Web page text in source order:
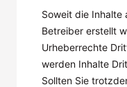
Soweit die Inhalte
Betreiber erstellt
Urheberrechte
werden Inhalte
Sollten Sie